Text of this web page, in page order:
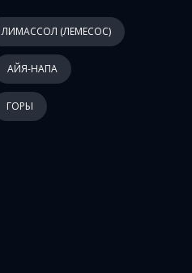
ЛИМАССОЛ (ЛЕМЕСОС)
АЙЯ-НАПА
ГОРЫ